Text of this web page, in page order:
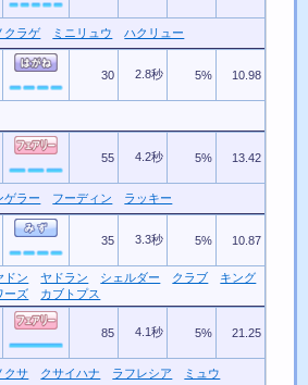
クラゲ ミニリュウ ハクリュー
30 2.8秒 5% 10.98
55 4.2秒 5% 13.42
ゲラー フーディン ラッキー
35 3.3秒 5% 10.87
ドン ヤドラン シェルダー クラブ
キング
ーズ カブトプス
85 4.1秒 5% 21.25
クサ クサイハナ ラフレシア ミュウ